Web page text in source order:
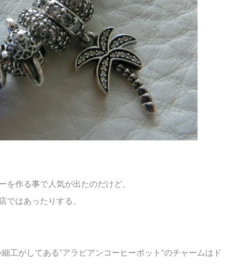
を作る事で人気が出たのだけど、
ではあったりする。
工がしてある”アラビアンコーヒーポット”のチャームはド